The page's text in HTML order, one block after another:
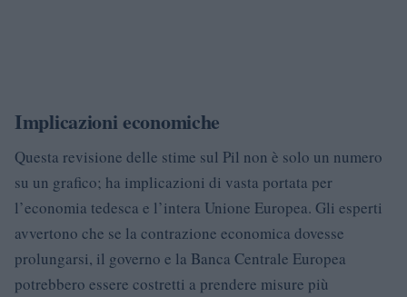
Implicazioni economiche
Questa revisione delle stime sul Pil non è solo un numero
su un grafico; ha implicazioni di vasta portata per
l’economia tedesca e l’intera Unione Europea. Gli esperti
avvertono che se la contrazione economica dovesse
prolungarsi, il governo e la Banca Centrale Europea
potrebbero essere costretti a prendere misure più